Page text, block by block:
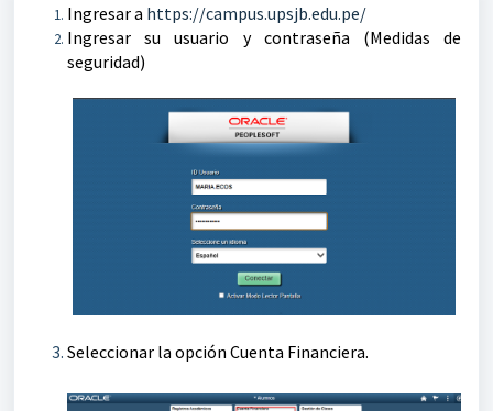
Ingresar a https://campus.upsjb.edu.pe/
Ingresar su usuario y contraseña (Medidas de
seguridad)
Seleccionar la opción Cuenta Financiera.